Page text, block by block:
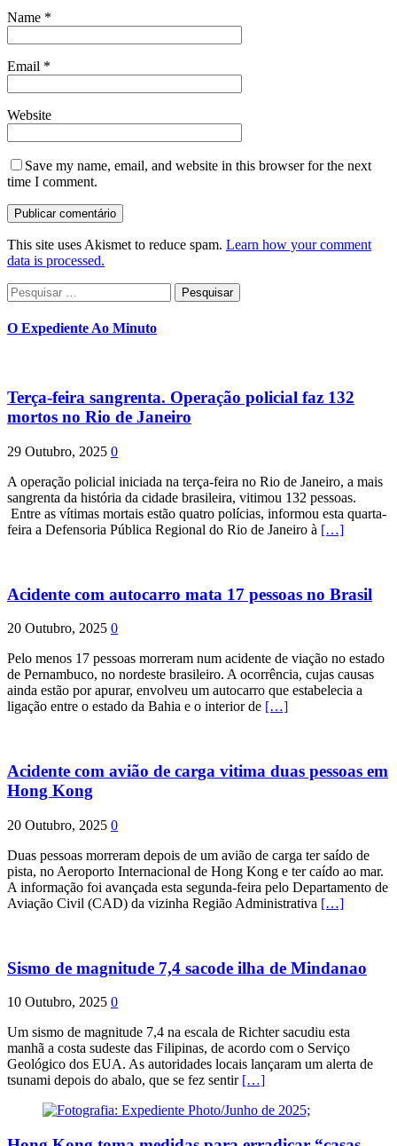
Name *
Email *
Website
Save my name, email, and website in this browser for the next
time I comment.
This site uses Akismet to reduce spam. Learn how your comment
data is processed.
Pesquisar
por:
O Expediente Ao Minuto
Terça-feira sangrenta. Operação policial faz 132
mortos no Rio de Janeiro
29 Outubro, 2025 0
A operação policial iniciada na terça-feira no Rio de Janeiro, a mais
sangrenta da história da cidade brasileira, vitimou 132 pessoas.
Entre as vítimas mortais estão quatro polícias, informou esta quarta-
feira a Defensoria Pública Regional do Rio de Janeiro à […]
Acidente com autocarro mata 17 pessoas no Brasil
20 Outubro, 2025 0
Pelo menos 17 pessoas morreram num acidente de viação no estado
de Pernambuco, no nordeste brasileiro. A ocorrência, cujas causas
ainda estão por apurar, envolveu um autocarro que estabelecia a
ligação entre o estado da Bahia e o interior de […]
Acidente com avião de carga vitima duas pessoas em
Hong Kong
20 Outubro, 2025 0
Duas pessoas morreram depois de um avião de carga ter saído de
pista, no Aeroporto Internacional de Hong Kong e ter caído ao mar.
A informação foi avançada esta segunda-feira pelo Departamento de
Aviação Civil (CAD) da vizinha Região Administrativa […]
Sismo de magnitude 7,4 sacode ilha de Mindanao
10 Outubro, 2025 0
Um sismo de magnitude 7,4 na escala de Richter sacudiu esta
manhã a costa sudeste das Filipinas, de acordo com o Serviço
Geológico dos EUA. As autoridades locais lançaram um alerta de
tsunami depois do abalo, que se fez sentir […]